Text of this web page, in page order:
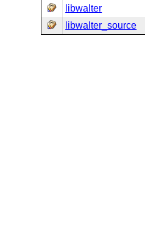
libwalter
libwalter_source